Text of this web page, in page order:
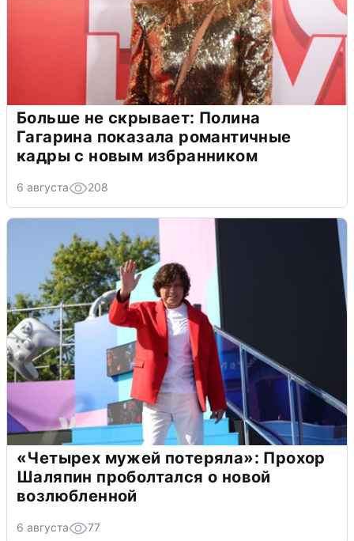
Больше не скрывает: Полина
Гагарина показала романтичные
кадры с новым избранником
6 августа 208
«Четырех мужей потеряла»: Прохор
Шаляпин проболтался о новой
возлюбленной
6 августа 77